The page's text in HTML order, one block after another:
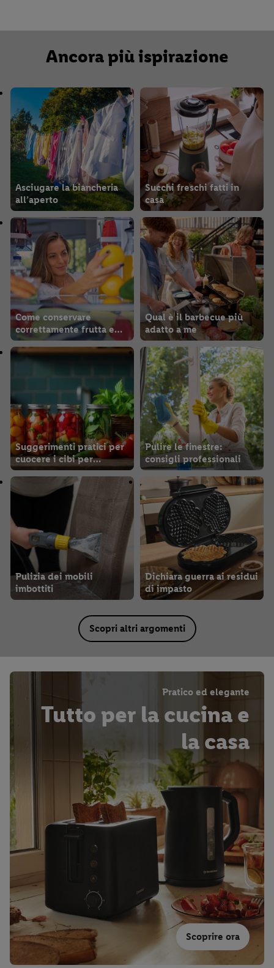
Ancora più ispirazione
Asciugare la biancheria
all’aperto
Succhi freschi fatti in
casa
Come conservare
correttamente frutta e
verdura
Qual è il barbecue più
adatto a me
Suggerimenti pratici per
cuocere i cibi per
conservarli
Pulire le finestre:
consigli professionali
Pulizia dei mobili
imbottiti
Dichiara guerra ai residui
di impasto
Scopri altri argomenti
Pratico ed elegante
Tutto per la cucina e
la casa
Scoprire ora